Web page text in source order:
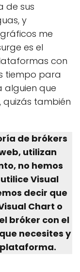
de sus
y
me
es el
con
tiempo para
alguien que
quizás también
de brókers
utilizan
no hemos
Visual
decir que
Chart o
bróker con el
necesites y